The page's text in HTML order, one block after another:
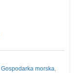
Gospodarka morska,